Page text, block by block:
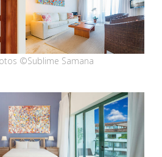
©Sublime Samana